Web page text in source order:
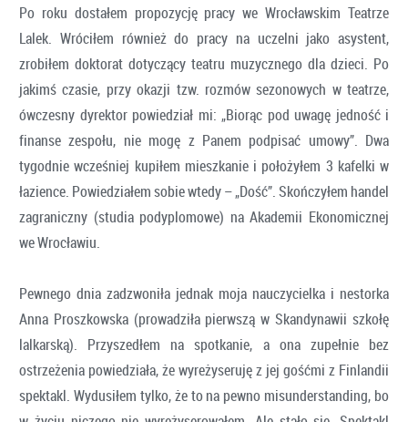
Po roku dostałem propozycję pracy we Wrocławskim Teatrze
Lalek. Wróciłem również do pracy na uczelni jako asystent,
zrobiłem doktorat dotyczący teatru muzycznego dla dzieci. Po
jakimś czasie, przy okazji tzw. rozmów sezonowych w teatrze,
ówczesny dyrektor powiedział mi: „Biorąc pod uwagę jedność i
finanse zespołu, nie mogę z Panem podpisać umowy”. Dwa
tygodnie wcześniej kupiłem mieszkanie i położyłem 3 kafelki w
łazience. Powiedziałem sobie wtedy – „Dość”. Skończyłem handel
zagraniczny (studia podyplomowe) na Akademii Ekonomicznej
we Wrocławiu.
Pewnego dnia zadzwoniła jednak moja nauczycielka i nestorka
Anna Proszkowska (prowadziła pierwszą w Skandynawii szkołę
lalkarską). Przyszedłem na spotkanie, a ona zupełnie bez
ostrzeżenia powiedziała, że wyreżyseruję z jej gośćmi z Finlandii
spektakl. Wydusiłem tylko, że to na pewno misunderstanding, bo